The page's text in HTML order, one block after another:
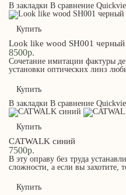
В закладки В сравнение
Купить
Look like wood SH001 черный
8500р.
Сочетание имитации фактуры
установки оптических линз
Купить
В закладки В сравнение
Купить
CATWALK синий
7500р.
В эту оправу без труда
сложности, а если вы захотите,
Купить